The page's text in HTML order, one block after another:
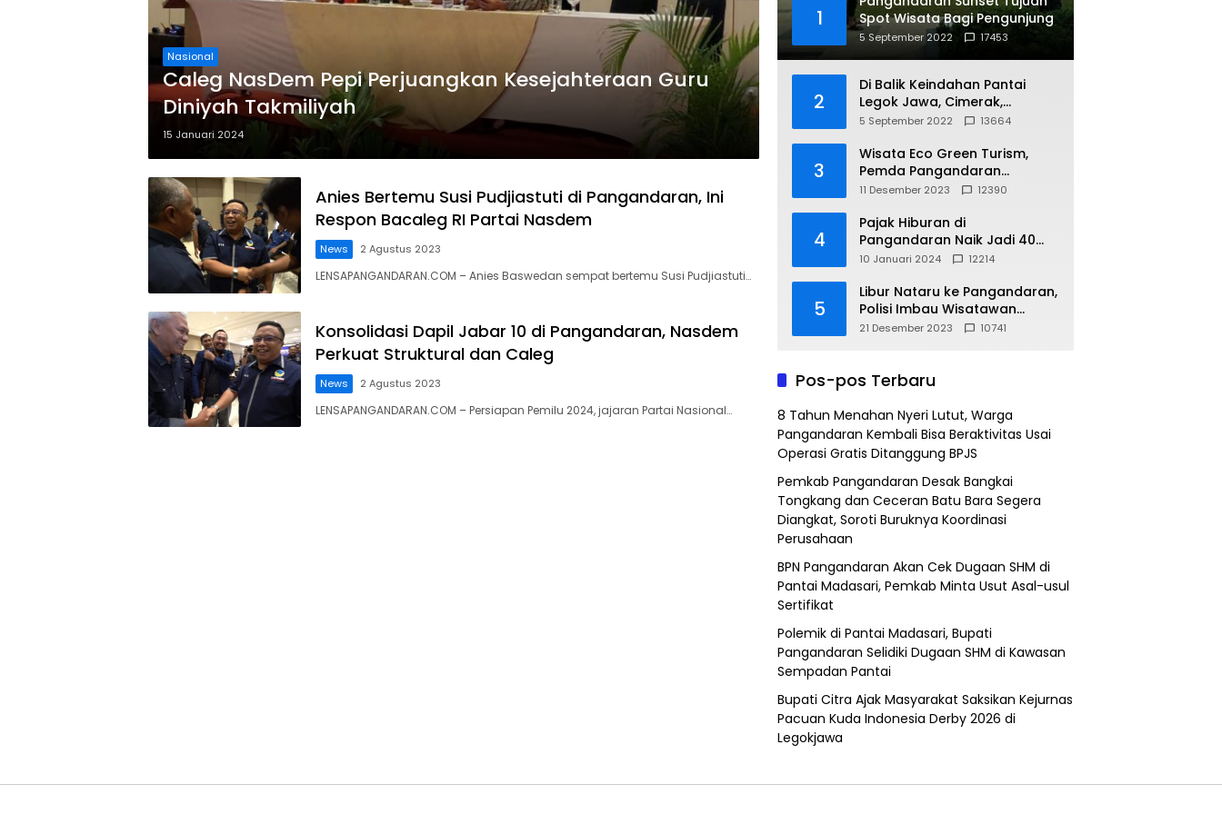
Nasional
Caleg NasDem Pepi Perjuangkan Kesejahteraan Guru
Diniyah Takmiliyah
15 Januari 2024
Anies Bertemu Susi Pudjiastuti di Pangandaran, Ini
Respon Bacaleg RI Partai Nasdem
News 2 Agustus 2023
LENSAPANGANDARAN.COM – Anies Baswedan sempat bertemu Susi Pudjiastuti…
Konsolidasi Dapil Jabar 10 di Pangandaran, Nasdem
Perkuat Struktural dan Caleg
News 2 Agustus 2023
LENSAPANGANDARAN.COM – Persiapan Pemilu 2024, jajaran Partai Nasional…
1
Spot Wisata Bagi Pengunjung
5 September 2022 17453
2
Di Balik Keindahan Pantai
Legok Jawa, Cimerak,
Pangandaran
5 September 2022 13664
3
Wisata Eco Green Turism,
Pemda Pangandaran
Gandeng PLN
11 Desember 2023 12390
4
Pajak Hiburan di
Pangandaran Naik Jadi 40
Persen
10 Januari 2024 12214
5
Libur Nataru ke Pangandaran,
Polisi Imbau Wisatawan
Gunakan Jalur Arteri
21 Desember 2023 10741
Pos-pos Terbaru
8 Tahun Menahan Nyeri Lutut, Warga
Pangandaran Kembali Bisa Beraktivitas Usai
Operasi Gratis Ditanggung BPJS
Pemkab Pangandaran Desak Bangkai
Tongkang dan Ceceran Batu Bara Segera
Diangkat, Soroti Buruknya Koordinasi
Perusahaan
BPN Pangandaran Akan Cek Dugaan SHM di
Pantai Madasari, Pemkab Minta Usut Asal-usul
Sertifikat
Polemik di Pantai Madasari, Bupati
Pangandaran Selidiki Dugaan SHM di Kawasan
Sempadan Pantai
Bupati Citra Ajak Masyarakat Saksikan Kejurnas
Pacuan Kuda Indonesia Derby 2026 di
Legokjawa